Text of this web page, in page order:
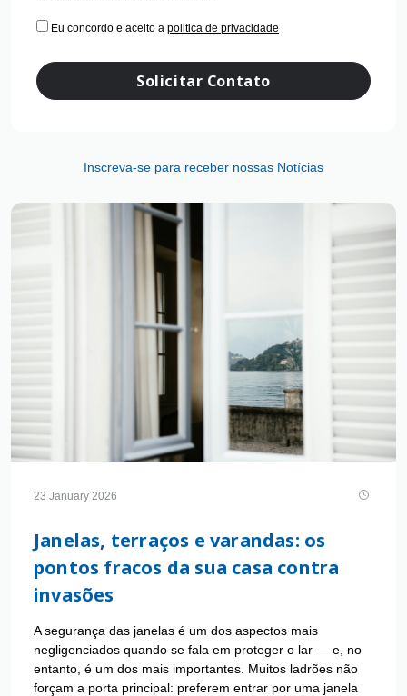
Eu concordo e aceito a politica de privacidade
Solicitar Contato
Inscreva-se para receber nossas Notícias
23 January 2026
Janelas, terraços e varandas: os
pontos fracos da sua casa contra
invasões
A segurança das janelas é um dos aspectos mais
negligenciados quando se fala em proteger o lar — e, no
entanto, é um dos mais importantes. Muitos ladrões não
forçam a porta principal: preferem entrar por uma janela